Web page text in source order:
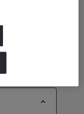
avant